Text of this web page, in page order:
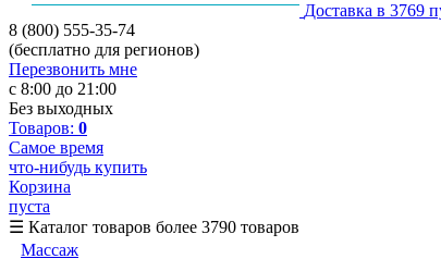
Доставка в 3769
8 (800) 555-35-74
(бесплатно для регионов)
Перезвонить мне
с 8:00 до 21:00
Без выходных
Товаров: 0
Самое время
что-нибудь купить
Корзина
пуста
☰ Каталог товаров более 3790 товаров
Массаж